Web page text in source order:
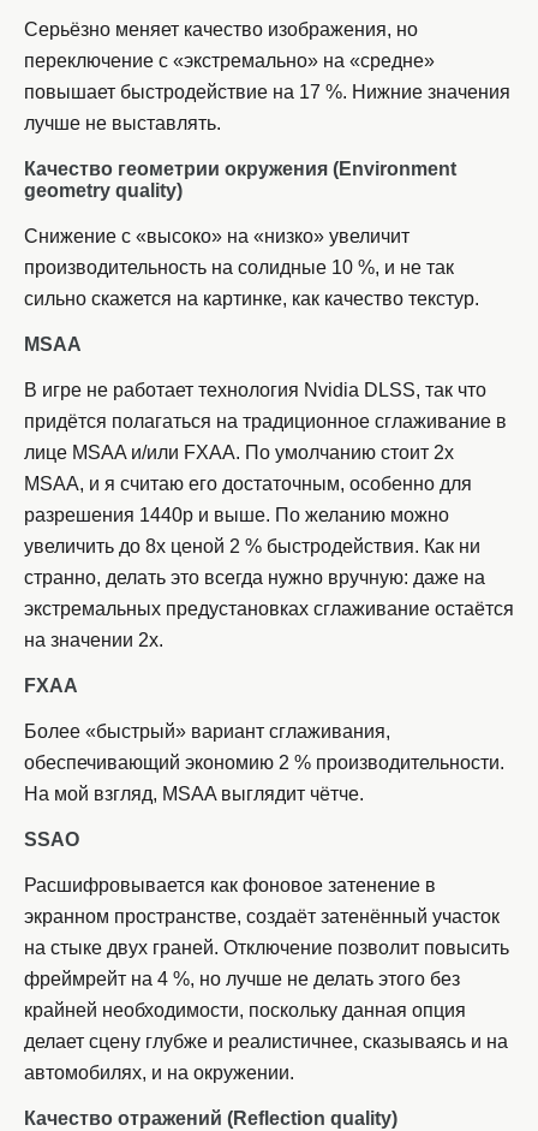
Серьёзно меняет качество изображения, но
переключение с «экстремально» на «средне»
повышает быстродействие на 17 %. Нижние значения
лучше не выставлять.
Качество геометрии окружения (Environment
geometry quality)
Снижение с «высоко» на «низко» увеличит
производительность на солидные 10 %, и не так
сильно скажется на картинке, как качество текстур.
MSAA
В игре не работает технология Nvidia DLSS, так что
придётся полагаться на традиционное сглаживание в
лице MSAA и/или FXAA. По умолчанию стоит 2x
MSAA, и я считаю его достаточным, особенно для
разрешения 1440p и выше. По желанию можно
увеличить до 8x ценой 2 % быстродействия. Как ни
странно, делать это всегда нужно вручную: даже на
экстремальных предустановках сглаживание остаётся
на значении 2x.
FXAA
Более «быстрый» вариант сглаживания,
обеспечивающий экономию 2 % производительности.
На мой взгляд, MSAA выглядит чётче.
SSAO
Расшифровывается как фоновое затенение в
экранном пространстве, создаёт затенённый участок
на стыке двух граней. Отключение позволит повысить
фреймрейт на 4 %, но лучше не делать этого без
крайней необходимости, поскольку данная опция
делает сцену глубже и реалистичнее, сказываясь и на
автомобилях, и на окружении.
Качество отражений (Reflection quality)